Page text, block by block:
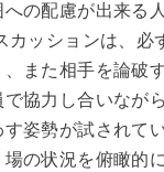
の配慮が出来る
カッションは、必
また相手を論破
協力し合いなが
姿勢が試されて
場の状況を俯瞰的